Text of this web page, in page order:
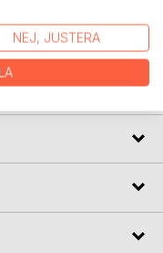
instinkt och kärlek
och Europa till
NEJ, JUSTERA